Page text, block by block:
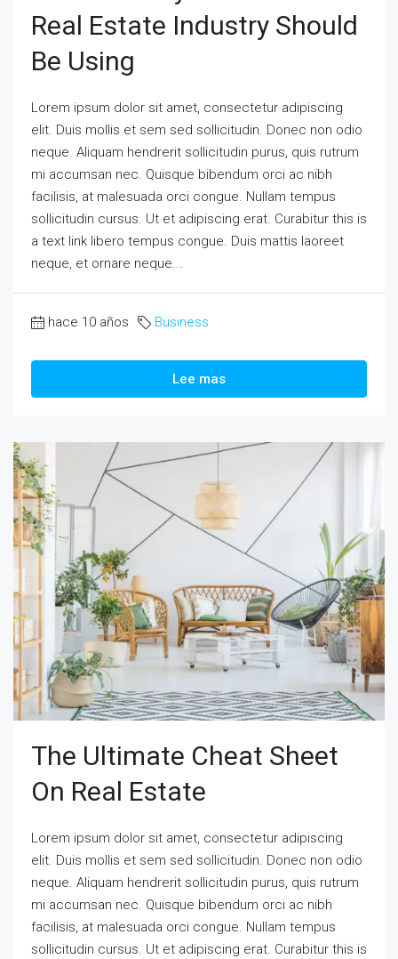
Real Estate Industry Should
Be Using
Lorem ipsum dolor sit amet, consectetur adipiscing
elit. Duis mollis et sem sed sollicitudin. Donec non odio
neque. Aliquam hendrerit sollicitudin purus, quis rutrum
mi accumsan nec. Quisque bibendum orci ac nibh
facilisis, at malesuada orci congue. Nullam tempus
sollicitudin cursus. Ut et adipiscing erat. Curabitur this is
a text link libero tempus congue. Duis mattis laoreet
neque, et ornare neque...
hace 10 años Business
Lee mas
The Ultimate Cheat Sheet
On Real Estate
Lorem ipsum dolor sit amet, consectetur adipiscing
elit. Duis mollis et sem sed sollicitudin. Donec non odio
neque. Aliquam hendrerit sollicitudin purus, quis rutrum
mi accumsan nec. Quisque bibendum orci ac nibh
facilisis, at malesuada orci congue. Nullam tempus
sollicitudin cursus. Ut et adipiscing erat. Curabitur this is